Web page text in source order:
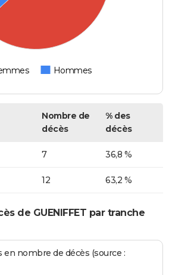
Hommes
Nombre de
décès
% des
décès
7 36,8 %
12 63,2 %
de GUENIFFET par tranche
nombre de décès (source :